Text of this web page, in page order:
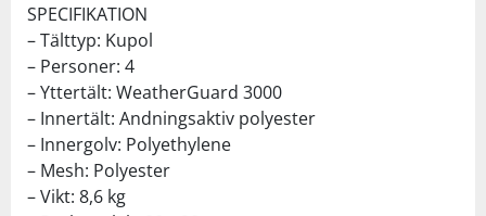
SPECIFIKATION
– Tälttyp: Kupol
– Personer: 4
– Yttertält: WeatherGuard 3000
– Innertält: Andningsaktiv polyester
– Innergolv: Polyethylene
– Mesh: Polyester
– Vikt: 8,6 kg